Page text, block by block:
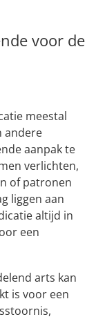
voor de
meestal
andere
aanpak te
verlichten,
of patronen
liggen aan
altijd in
een
arts kan
is voor een